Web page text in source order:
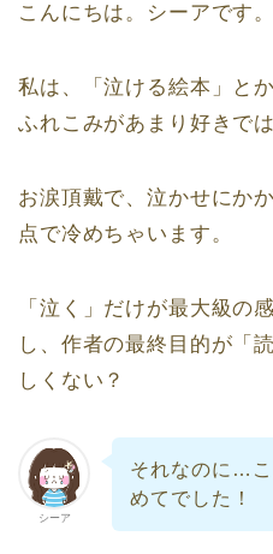
こんにちは。シーアです
私は、「泣ける絵本」と
ふれこみがあまり好きで
お涙頂戴で、泣かせにか
点で冷めちゃいます。
「泣く」だけが最大級の
し、作者の最終目的が「
しくない？
シーア
それなのに…こ
めてでした！